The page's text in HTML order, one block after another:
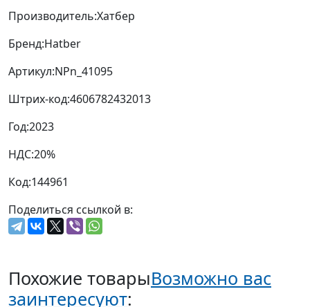
Производитель:Хатбер
Бренд:Hatber
Артикул:NPn_41095
Штрих-код:4606782432013
Год:2023
НДС:20%
Код:144961
Поделиться ссылкой в:
Похожие товарыВозможно вас
заинтересуют: